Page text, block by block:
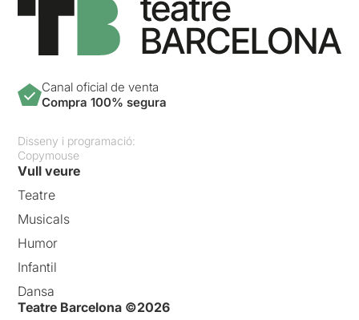
Canal oficial de venta
Compra 100% segura
Disseny i programació:
Copymouse
Vull veure
Teatre
Musicals
Humor
Infantil
Dansa
Teatre Barcelona ©2026